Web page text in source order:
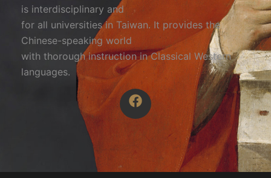
is interdisciplinary and
for all universities in Taiwan. It provides the
Chinese-speaking world
with thorough instruction in Classical Western
languages.